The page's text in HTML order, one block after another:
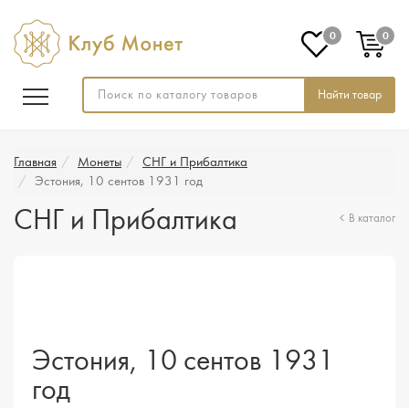
Найти товар
0 0
Главная Монеты
СНГ и Прибалтика
Эстония, 10 сентов 1931 год
СНГ и Прибалтика В каталог
Эстония, 10 сентов 1931
год